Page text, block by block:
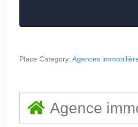
Place Category: Agences
Agence